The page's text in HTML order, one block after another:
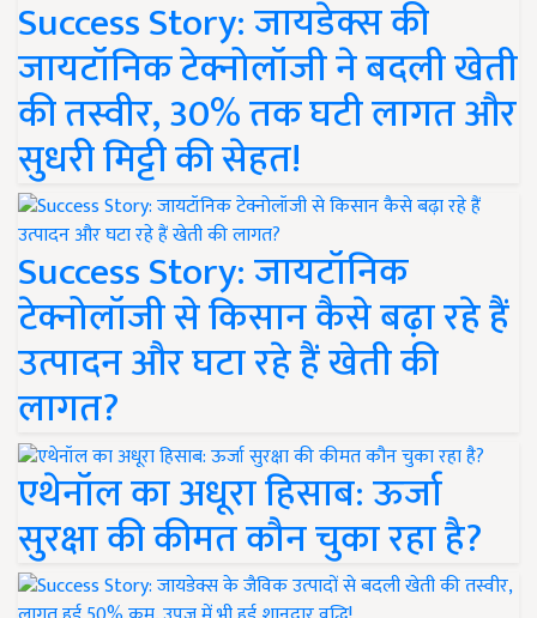
Success Story: जायडेक्स की
जायटॉनिक टेक्नोलॉजी ने बदली खेती
की तस्वीर, 30% तक घटी लागत और
सुधरी मिट्टी की सेहत!
Success Story: जायटॉनिक
टेक्नोलॉजी से किसान कैसे बढ़ा रहे हैं
उत्पादन और घटा रहे हैं खेती की
लागत?
एथेनॉल का अधूरा हिसाब: ऊर्जा
सुरक्षा की कीमत कौन चुका रहा है?